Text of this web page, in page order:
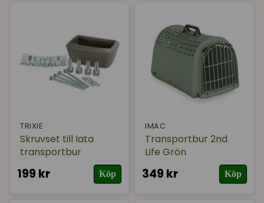
TRIXIE
Skruvset till Iata
transportbur
199 kr Köp
IMAC
Transportbur 2nd
Life Grön
349 kr Köp